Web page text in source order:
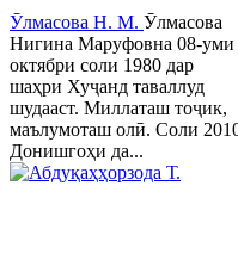
Ӯлмасова Н. М. Ӯлмасова
Нигина Маруфовна 08-уми
октябри соли 1980 дар
шаҳри Хуҷанд таваллуд
шудааст. Миллаташ тоҷик,
маълумоташ олӣ. Соли
Донишгоҳи да...